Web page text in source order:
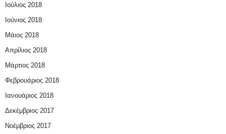
Ιούλιος 2018
Ιούνιος 2018
Μάιος 2018
Απρίλιος 2018
Μάρτιος 2018
Φεβρουάριος 2018
Ιανουάριος 2018
Δεκέμβριος 2017
Νοέμβριος 2017